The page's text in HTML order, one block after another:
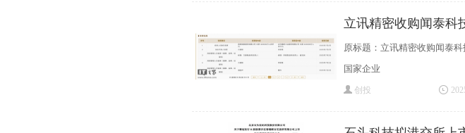
立讯精密收购闻泰科
原标题：立讯精密收购闻泰
国家企业
创投